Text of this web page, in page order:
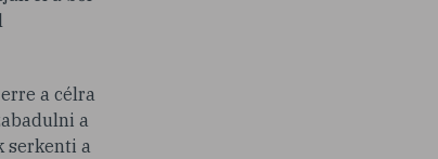
a célra
a
serkenti a